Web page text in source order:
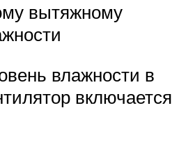
вытяжному
влажности в
включается